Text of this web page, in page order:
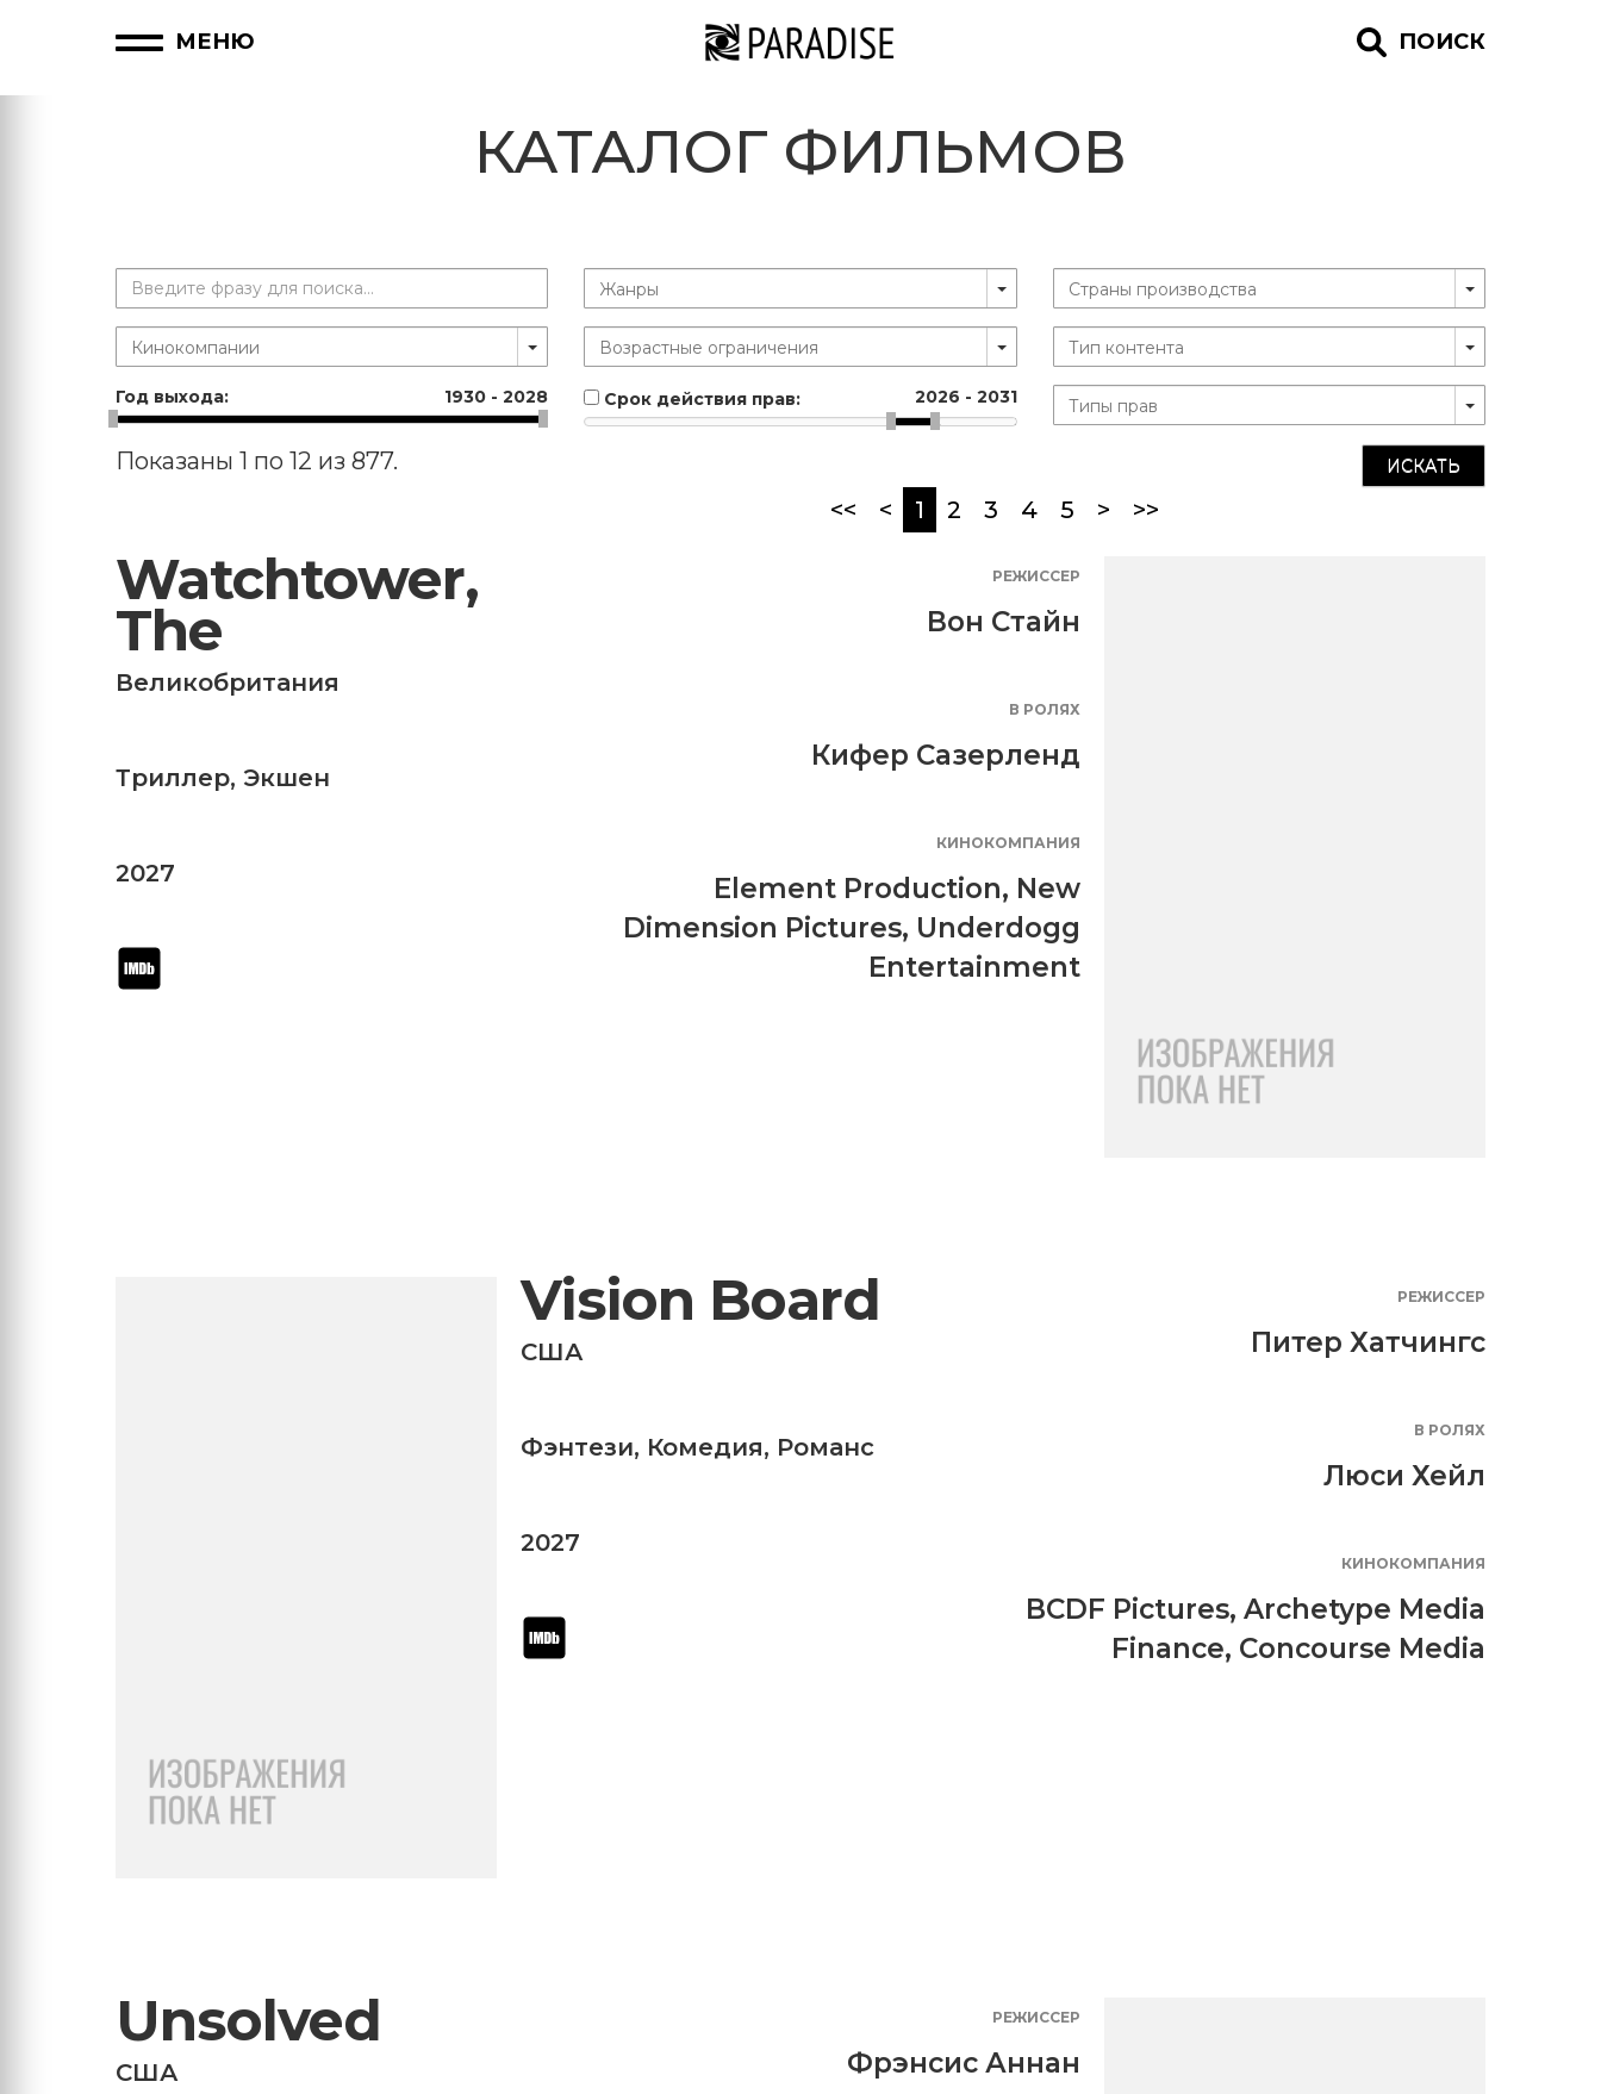
МЕНЮ ПОИСК
КАТАЛОГ ФИЛЬМОВ
Год выхода: 1930 -2028 Срок действия прав: 2026 - 2031
ИСКАТЬ
Показаны 1 по 12 из 877.
<<
< 1 (current)
2 3 4 5 > >>
Watchtower,
The
Великобритания
Триллер, Экшен
2027
РЕЖИССЕР
Вон Стайн
В РОЛЯХ
Кифер Сазерленд
КИНОКОМПАНИЯ
Element Production, New
Dimension Pictures, Underdogg
Entertainment
Vision Board
США
Фэнтези, Комедия, Романс
2027
РЕЖИССЕР
Питер Хатчингс
В РОЛЯХ
Люси Хейл
КИНОКОМПАНИЯ
BCDF Pictures, Archetype Media
Finance, Concourse Media
Unsolved
США
РЕЖИССЕР
Фрэнсис Аннан